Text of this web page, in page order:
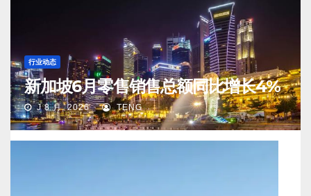
行业动态
新加坡6月零售销售总额同比增长4%
J 8 月, 2026 TENG